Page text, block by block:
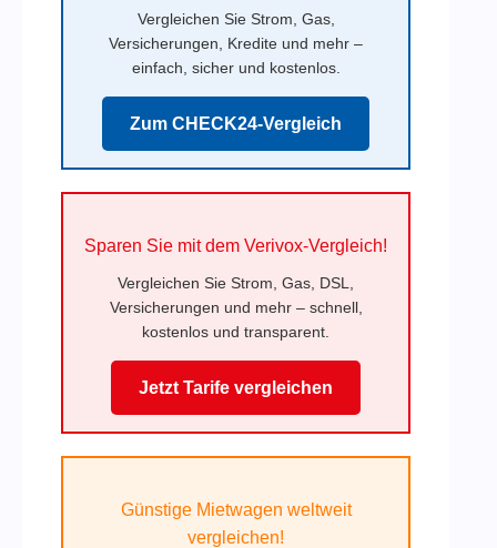
Vergleichen Sie Strom, Gas,
Versicherungen, Kredite und mehr –
einfach, sicher und kostenlos.
Zum CHECK24-Vergleich
Sparen Sie mit dem Verivox-Vergleich!
Vergleichen Sie Strom, Gas, DSL,
Versicherungen und mehr – schnell,
kostenlos und transparent.
Jetzt Tarife vergleichen
Günstige Mietwagen weltweit
vergleichen!